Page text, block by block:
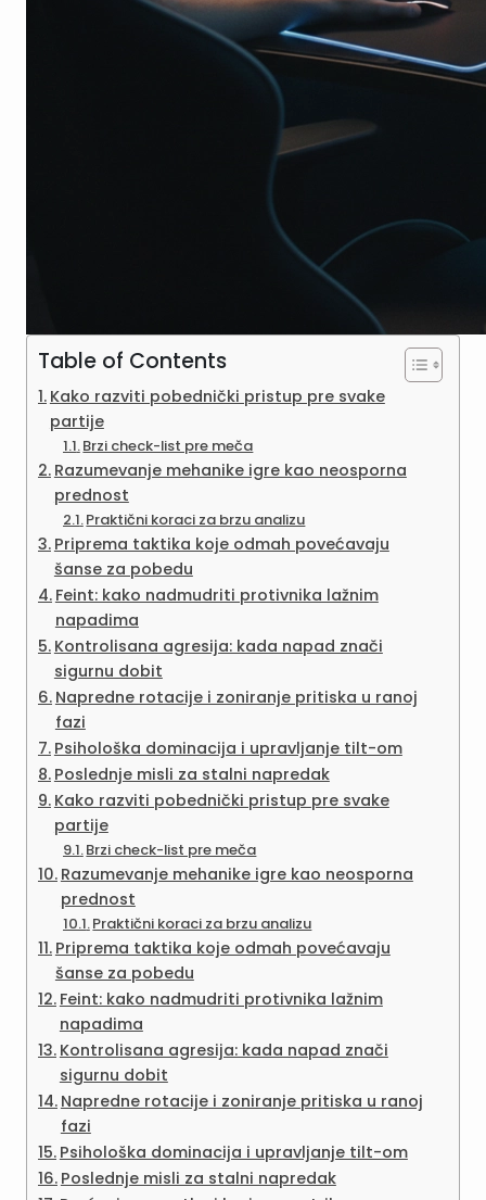
Table of Contents
Kako razviti pobednički pristup pre svake
partije
Brzi check-list pre meča
Razumevanje mehanike igre kao neosporna
prednost
Praktični koraci za brzu analizu
Priprema taktika koje odmah povećavaju
šanse za pobedu
Feint: kako nadmudriti protivnika lažnim
napadima
Kontrolisana agresija: kada napad znači
sigurnu dobit
Napredne rotacije i zoniranje pritiska u ranoj
fazi
Psihološka dominacija i upravljanje tilt-om
Poslednje misli za stalni napredak
Kako razviti pobednički pristup pre svake
partije
Brzi check-list pre meča
Razumevanje mehanike igre kao neosporna
prednost
Praktični koraci za brzu analizu
Priprema taktika koje odmah povećavaju
šanse za pobedu
Feint: kako nadmudriti protivnika lažnim
napadima
Kontrolisana agresija: kada napad znači
sigurnu dobit
Napredne rotacije i zoniranje pritiska u ranoj
fazi
Psihološka dominacija i upravljanje tilt-om
Poslednje misli za stalni napredak